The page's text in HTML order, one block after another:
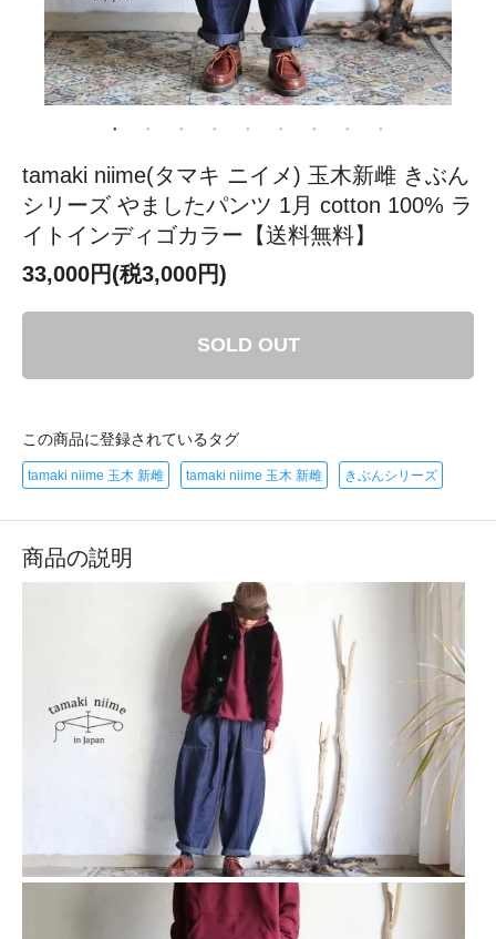
tamaki niime(タマキ ニイメ) 玉木新雌 きぶん
シリーズ やましたパンツ 1月 cotton 100% ラ
イトインディゴカラー【送料無料】
33,000円(税3,000円)
SOLD OUT
この商品に登録されているタグ
tamaki niime 玉木 新雌 tamaki niime 玉木 新雌 きぶんシリーズ
商品の説明